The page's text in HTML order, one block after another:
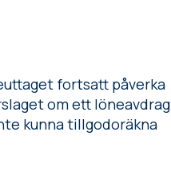
fortsatt påverka
om ett löneavdrag
kunna tillgodoräkna